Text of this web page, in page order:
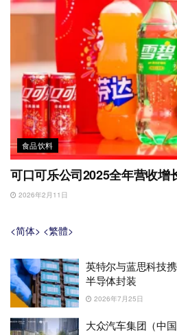
食品饮料
可口可乐公司2025全年营收增
2026年2月11日
<简体> <繁體>
英特尔与蓝思科技
半导体封装
2026年7月25日
大众汽车集团（中